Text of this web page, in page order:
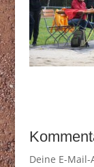
Deine E-